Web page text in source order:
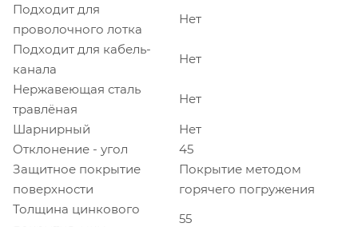
Подходит для
проволочного лотка
Нет
Подходит для кабель-
канала
Нет
Нержавеющая сталь
травлёная
Нет
Шарнирный
Нет
Отклонение - угол
45
Защитное покрытие
поверхности
Покрытие методом
горячего погружения
Толщина цинкового
55